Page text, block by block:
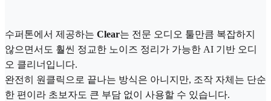
수퍼톤에서 제공하는 Clear는 전문 오디오 툴만큼 복잡하지
않으면서도 훨씬 정교한 노이즈 정리가 가능한 AI 기반 오디
오 클리너입니다.
완전히 원클릭으로 끝나는 방식은 아니지만, 조작 자체는 단순
한 편이라 초보자도 큰 부담 없이 사용할 수 있습니다.